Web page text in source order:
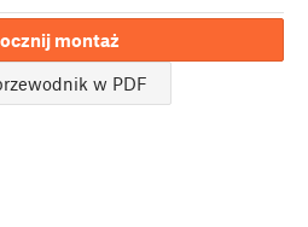
montaż
w PDF